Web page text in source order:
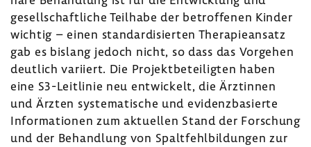
gesell­schaft­liche Teil­habe der betrof­fenen Kinder
wichtig – einen stan­dar­di­sierten Thera­pie­an­satz
gab es bislang jedoch nicht, so dass das Vorgehen
deut­lich vari­iert. Die Projekt­be­tei­ligten haben
eine S3-​Leitlinie neu entwi­ckelt, die Ärztinnen
und Ärzten syste­ma­ti­sche und evidenz­ba­sierte
Infor­ma­tionen zum aktu­ellen Stand der Forschung
und der Behand­lung von Spalt­fehl­bil­dungen zur